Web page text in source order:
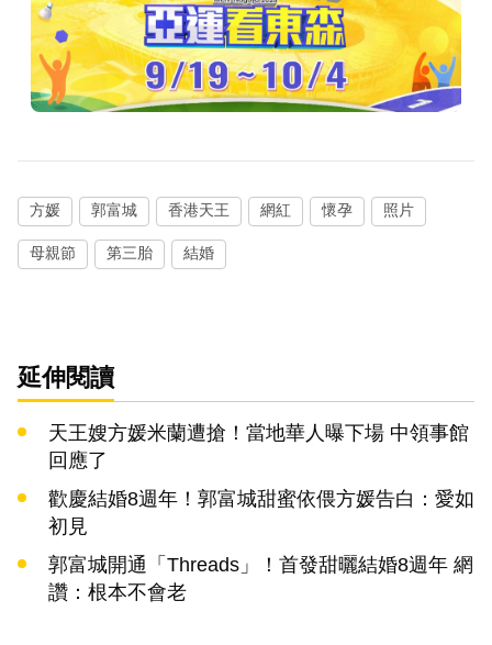
方媛 郭富城 香港天王 網紅 懷孕 照片
母親節 第三胎 結婚
延伸閱讀
天王嫂方媛米蘭遭搶！當地華人曝下場 中領事館
回應了
歡慶結婚8週年！郭富城甜蜜依偎方媛告白：愛如
初見
郭富城開通「Threads」！首發甜曬結婚8週年 網
讚：根本不會老